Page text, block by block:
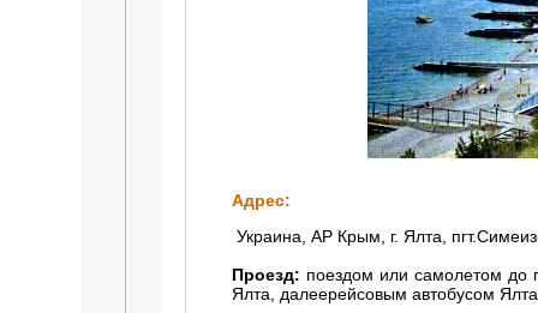
Адрес:
Украина, АР Крым, г. Ялта,
Проезд: поездом или самолетом до
Ялта, далеерейсовым автобусом